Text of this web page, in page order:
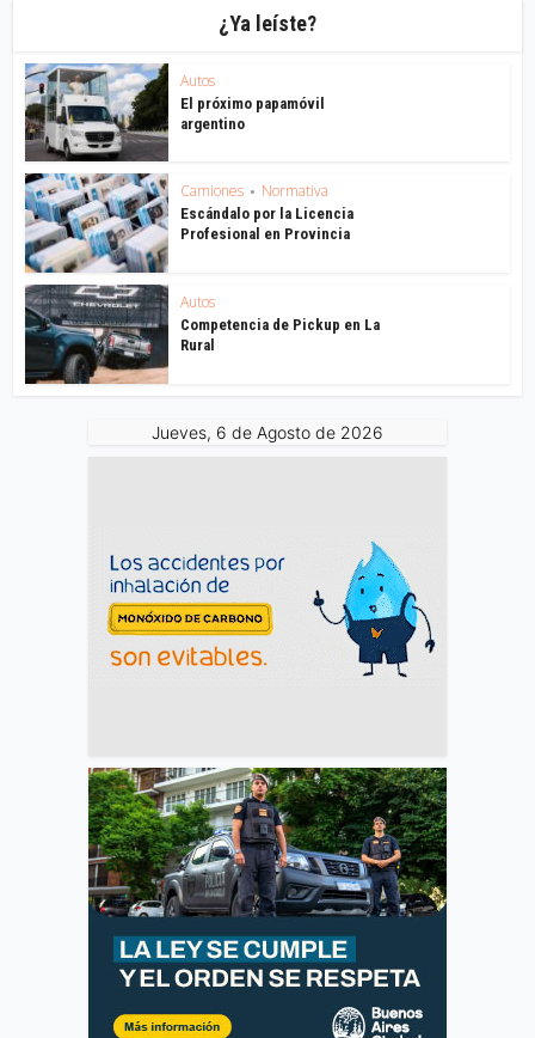
¿Ya leíste?
Autos
El próximo papamóvil
argentino
Camiones • Normativa
Escándalo por la Licencia
Profesional en Provincia
Autos
Competencia de Pickup en La
Rural
Jueves, 6 de Agosto de 2026